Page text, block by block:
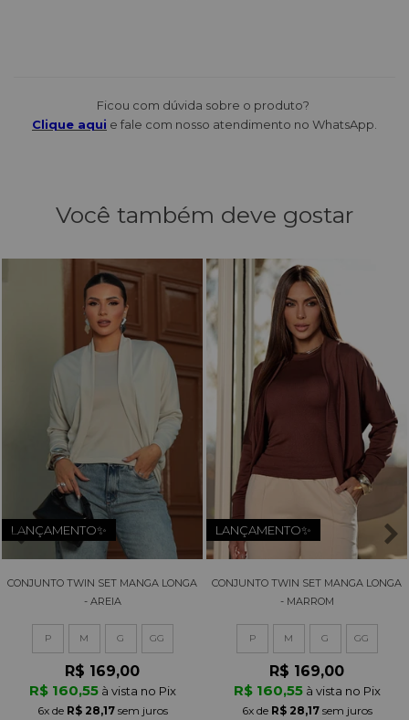
Ficou com dúvida sobre o produto?
Clique aqui e fale com nosso atendimento no WhatsApp.
Você também deve gostar
LANÇAMENTO✨
CONJUNTO TWIN SET MANGA LONGA
- AREIA
P M G GG
R$ 169,00
R$ 160,55 à vista no Pix
6xde R$ 28,17sem juros
LANÇAMENTO✨
CONJUNTO TWIN SET MANGA LONGA
- MARROM
P M G GG
R$ 169,00
R$ 160,55 à vista no Pix
6xde R$ 28,17sem juros